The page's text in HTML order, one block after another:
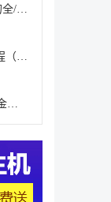
输入法全角半角是什么? 输入法中的全/半角的区别
键盘怎么用？电脑键盘用法图文教程（含指法练习）
6招为智能abc输入法提速 输入大写金额再也不用愁啦